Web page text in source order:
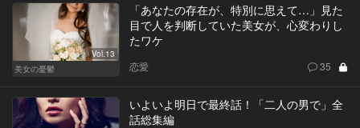
Vol.13
美女の憂鬱
「あなたの存在が、特別に思えて…」見た
目で人を判断していた美女が、心変わりし
たワケ
恋愛 35
いよいよ明日で最終話！「二人の男で」全
話総集編